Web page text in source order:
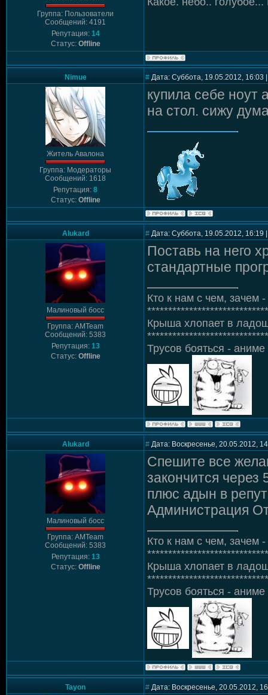
Группа: Пользователи
Сообщений: 4191
Репутация: 14
Статус: Offline
Nimue # Дата: Суббота, 19.05.2012,
Житель Авалона
Группа: Модераторы
Сообщений: 1618
Репутация: 8
Статус: Offline
купила себе ноут
на стол. сижу
Alukard # Дата: Суббота, 19.05.2012,
Малиновый босс
Группа: AMTeam
Сообщений: 5383
Репутация: 13
Статус: Offline
Поставь на него
стандартные
Кто к нам с чем, зачем -
Крыша хлопает в
Трусов бояться - аниме
Alukard # Дата: Воскресенье, 20.05.2012,
Малиновый босс
Группа: AMTeam
Сообщений: 5383
Репутация: 13
Статус: Offline
Спешите все
закончится через
плюс адын в
Администрация
Кто к нам с чем, зачем -
Крыша хлопает в
Трусов бояться - аниме
Tayon # Дата: Воскресенье, 20.05.2012,